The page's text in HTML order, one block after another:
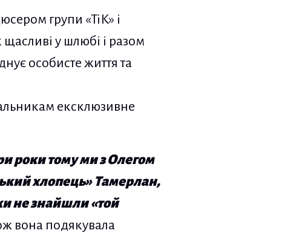
групи «ТіК» і
у шлюбі і разом
особисте життя та
ексклюзивне
роки тому ми з Олегом
хлопець» Тамерлан,
не знайшли «той
вона подякувала